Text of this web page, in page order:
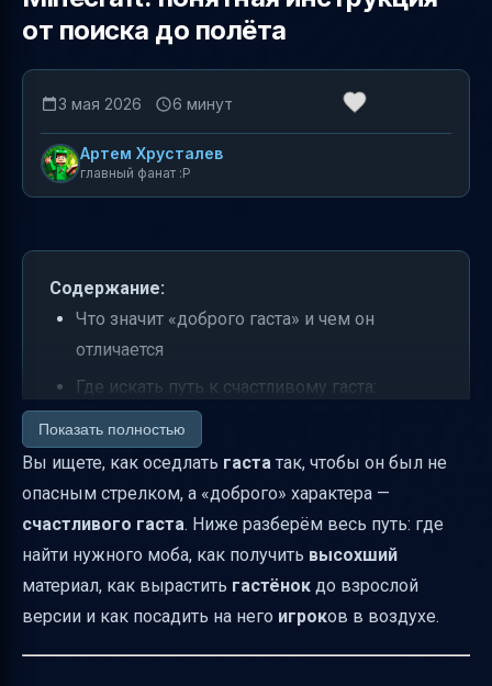
от поиска до полёта
3 мая 2026 6 минут
Артем Хрусталев
главный фанат :P
Содержание:
Что значит «доброго гаста» и чем он
отличается
Где искать путь к счастливому гаста:
высохший гаста
Как добыть высохший гаста
Как оживить высохший гаста: вода и время
Как ускорить превращение гастёнка в
счастливого гаста
Как приманить счастливого гаста и сделать
его послушным
Показать полностью
Вы ищете, как оседлать гаста так, чтобы он был не
опасным стрелком, а «доброго» характера —
счастливого гаста. Ниже разберём весь путь: где
найти нужного моба, как получить высохший
материал, как вырастить гастёнок до взрослой
версии и как посадить на него игроков в воздухе.